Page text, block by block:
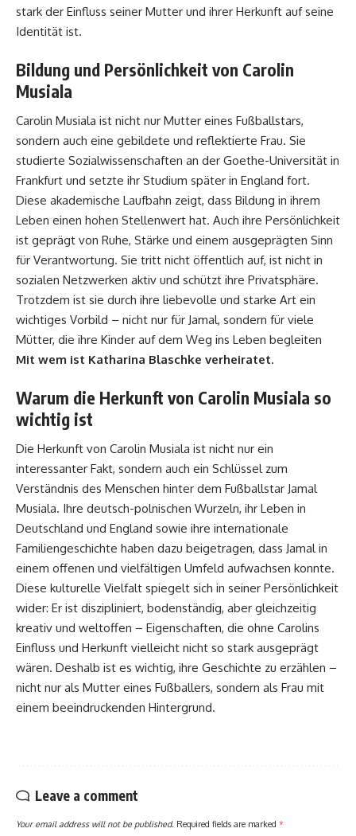
stark der Einfluss seiner Mutter und ihrer Herkunft auf seine
Identität ist.
Bildung und Persönlichkeit von Carolin
Musiala
Carolin Musiala ist nicht nur Mutter eines Fußballstars,
sondern auch eine gebildete und reflektierte Frau. Sie
studierte Sozialwissenschaften an der Goethe-Universität in
Frankfurt und setzte ihr Studium später in England fort.
Diese akademische Laufbahn zeigt, dass Bildung in ihrem
Leben einen hohen Stellenwert hat. Auch ihre Persönlichkeit
ist geprägt von Ruhe, Stärke und einem ausgeprägten Sinn
für Verantwortung. Sie tritt nicht öffentlich auf, ist nicht in
sozialen Netzwerken aktiv und schützt ihre Privatsphäre.
Trotzdem ist sie durch ihre liebevolle und starke Art ein
wichtiges Vorbild – nicht nur für Jamal, sondern für viele
Mütter, die ihre Kinder auf dem Weg ins Leben begleiten
Mit wem ist Katharina Blaschke verheiratet.
Warum die Herkunft von Carolin Musiala so
wichtig ist
Die Herkunft von Carolin Musiala ist nicht nur ein
interessanter Fakt, sondern auch ein Schlüssel zum
Verständnis des Menschen hinter dem Fußballstar Jamal
Musiala. Ihre deutsch-polnischen Wurzeln, ihr Leben in
Deutschland und England sowie ihre internationale
Familiengeschichte haben dazu beigetragen, dass Jamal in
einem offenen und vielfältigen Umfeld aufwachsen konnte.
Diese kulturelle Vielfalt spiegelt sich in seiner Persönlichkeit
wider: Er ist diszipliniert, bodenständig, aber gleichzeitig
kreativ und weltoffen – Eigenschaften, die ohne Carolins
Einfluss und Herkunft vielleicht nicht so stark ausgeprägt
wären. Deshalb ist es wichtig, ihre Geschichte zu erzählen –
nicht nur als Mutter eines Fußballers, sondern als Frau mit
einem beeindruckenden Hintergrund.
Leave a comment
Your email address will not be published. Required fields are marked *